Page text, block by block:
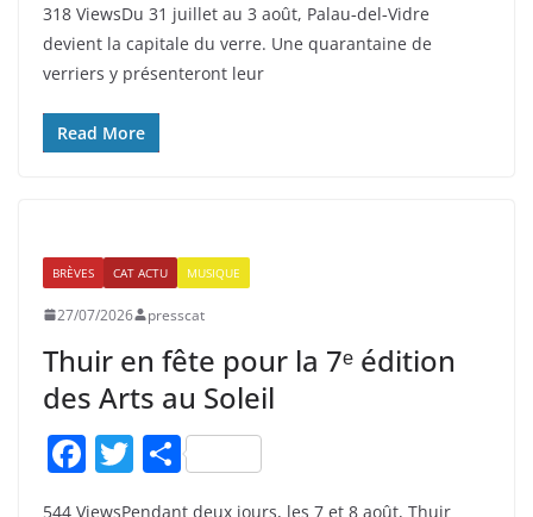
c
e
b
o
itt
er
ta
g
318 ViewsDu 31 juillet au 3 août, Palau‑del‑Vidre
devient la capitale du verre. Une quarantaine de
verriers y présenteront leur
Read More
BRÈVES CAT ACTU MUSIQUE
27/07/2026 presscat
Thuir en fête pour la 7ᵉ édition
des Arts au Soleil
F T P
544 ViewsPendant deux jours, les 7 et 8 août, Thuir